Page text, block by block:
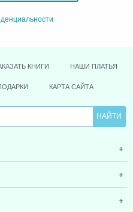
КНИГИ НАШИ ПЛАТЬЯ
КАРТА САЙТА